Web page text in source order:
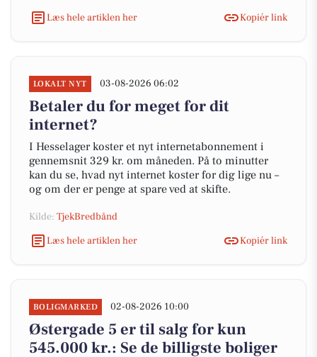
Læs hele artiklen her
Kopiér link
LOKALT NYT 03-08-2026 06:02
Betaler du for meget for dit
internet?
I Hesselager koster et nyt internetabonnement i
gennemsnit 329 kr. om måneden. På to minutter
kan du se, hvad nyt internet koster for dig lige nu –
og om der er penge at spare ved at skifte.
Kilde: TjekBredbånd
Læs hele artiklen her
Kopiér link
BOLIGMARKED 02-08-2026 10:00
Østergade 5 er til salg for kun
545.000 kr.: Se de billigste boliger